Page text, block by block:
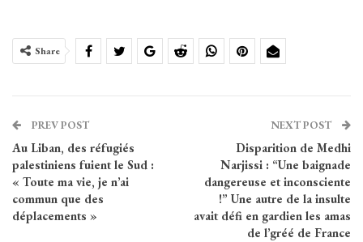
Share
PREV POST
Au Liban, des réfugiés
palestiniens fuient le Sud :
« Toute ma vie, je n’ai
commun que des
déplacements »
NEXT POST
Disparition de Medhi
Narjissi : “Une baignade
dangereuse et inconsciente
!” Une autre de la insulte
avait défi en gardien les amas
de l’gréé de France